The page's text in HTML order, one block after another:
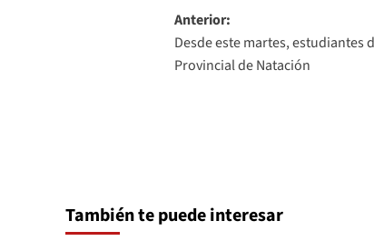
Navegación
de
entradas
Anterior:
Desde este martes, estudiantes
Provincial de Natación
También te puede interesar